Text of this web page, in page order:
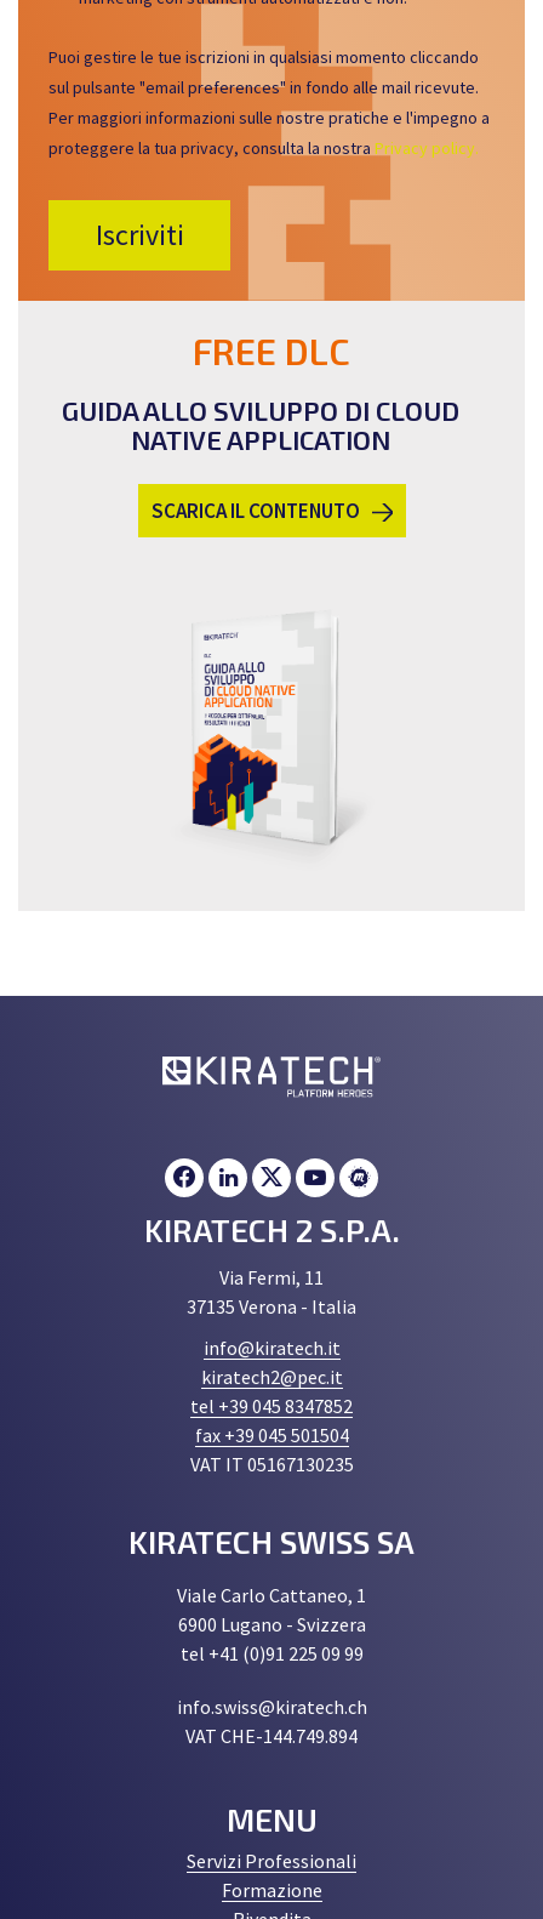
Puoi gestire le tue iscrizioni in qualsiasi momento cliccando
sul pulsante "email preferences" in fondo alle mail ricevute.
Per maggiori informazioni sulle nostre pratiche e l'impegno a
proteggere la tua privacy, consulta la nostra Privacy policy.
FREE DLC
GUIDA ALLO SVILUPPO DI CLOUD
NATIVE APPLICATION
SCARICA IL CONTENUTO
KIRATECH 2 S.P.A.
Via Fermi, 11
37135 Verona - Italia
info@kiratech.it
kiratech2@pec.it
tel +39 045 8347852
fax +39 045 501504
VAT IT 05167130235
KIRATECH SWISS SA
Viale Carlo Cattaneo, 1
6900 Lugano - Svizzera
tel +41 (0)91 225 09 99
info.swiss@kiratech.ch
VAT CHE-144.749.894
MENU
Servizi Professionali
Formazione